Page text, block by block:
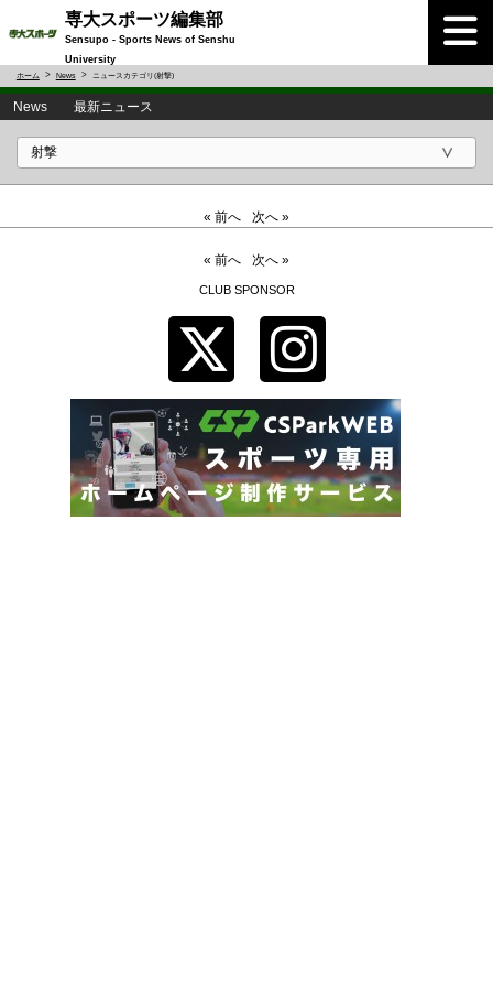
専大スポーツ編集部
Sensupo - Sports News of Senshu
University
ホーム News ニュースカテゴリ(射撃)
News 最新ニュース
« 前へ 次へ »
« 前へ 次へ »
CLUB SPONSOR